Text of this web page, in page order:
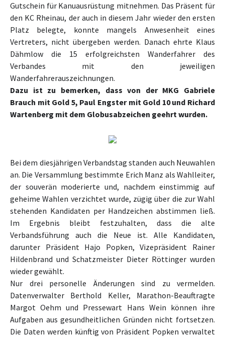
Gutschein für Kanuausrüstung mitnehmen. Das Präsent für
den KC Rheinau, der auch in diesem Jahr wieder den ersten
Platz belegte, konnte mangels Anwesenheit eines
Vertreters, nicht übergeben werden. Danach ehrte Klaus
Dähmlow die 15 erfolgreichsten Wanderfahrer des
Verbandes mit den jeweiligen
Wanderfahrerauszeichnungen.
Dazu ist zu bemerken, dass von der MKG Gabriele
Brauch mit Gold 5, Paul Engster mit Gold 10 und Richard
Wartenberg mit dem Globusabzeichen geehrtwurden.
Bei dem diesjährigen Verbandstag standen auch Neuwahlen
an. Die Versammlung bestimmte Erich Manz als Wahlleiter,
der souverän moderierte und, nachdem einstimmig auf
geheime Wahlen verzichtet wurde, zügig über die zur Wahl
stehenden Kandidaten per Handzeichen abstimmen ließ.
Im Ergebnis bleibt festzuhalten, dass die alte
Verbandsführung auch die Neue ist. Alle Kandidaten,
darunter Präsident Hajo Popken, Vizepräsident Rainer
Hildenbrand und Schatzmeister Dieter Röttinger wurden
wieder gewählt.
Nur drei personelle Änderungen sind zu vermelden.
Datenverwalter Berthold Keller, Marathon-Beauftragte
Margot Oehm und Pressewart Hans Wein können ihre
Aufgaben aus gesundheitlichen Gründen nicht fortsetzen.
Die Daten werden künftig von Präsident Popken verwaltet